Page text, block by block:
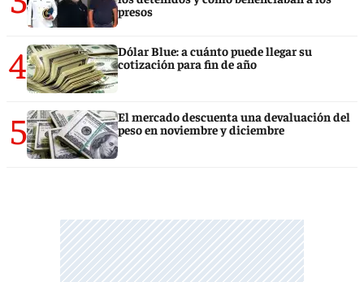
presos
4
Dólar Blue: a cuánto puede llegar su
cotización para fin de año
5
El mercado descuenta una devaluación del
peso en noviembre y diciembre